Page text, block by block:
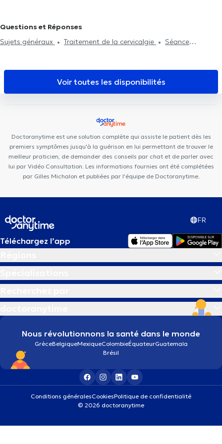
Hälsa Medical Health Center
Centre Mimosa Bruxelles Louise
Dermo Medical Center
Médical Bascule
Clinique médico dentaire d’Uccle
Cabinet
Dentaire Ouistity Uccle
Aspera Medical Center
Questions et Réponses
Sujets généraux
Traitement de la cervicalgie
Séance
Voir toutes les disponibilités
Doctoranytime est une solution complète qui assiste le patient dès les
premiers symptômes jusqu'à la guérison en lui permettant de trouver le
meilleur praticien, de demander des conseils par chat et de parler avec
lui par Vidéo Consultation. Les informations fournies ont été complétées
par Gilles Michalon et publiées par l'équipe de Doctoranytime.
FR
Téléchargez l’app
Nous révolutionnons la santé dans le monde
GrèceBelgiqueMexiqueColombieÉquateurGuatemala
Brésil
Conditions généralesCookiesPolitique de confidentialité
© 2026 doctoranytime